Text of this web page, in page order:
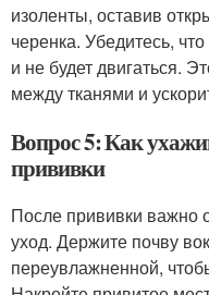
изоленты, оставив
черенка. Убедитесь,
и не будет двигаться.
между тканями и
Вопрос 5: Как
прививки
После прививки важно
уход. Держите почву
переувлажненной,